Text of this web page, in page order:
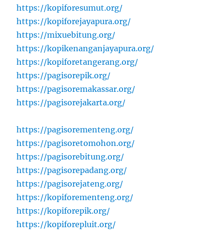
https://kopiforesumut.org/
https://kopiforejayapura.org/
https://mixuebitung.org/
https://kopikenanganjayapura.org/
https://kopiforetangerang.org/
https://pagisorepik.org/
https://pagisoremakassar.org/
https://pagisorejakarta.org/
https://pagisorementeng.org/
https://pagisoretomohon.org/
https://pagisorebitung.org/
https://pagisorepadang.org/
https://pagisorejateng.org/
https://kopiforementeng.org/
https://kopiforepik.org/
https://kopiforepluit.org/